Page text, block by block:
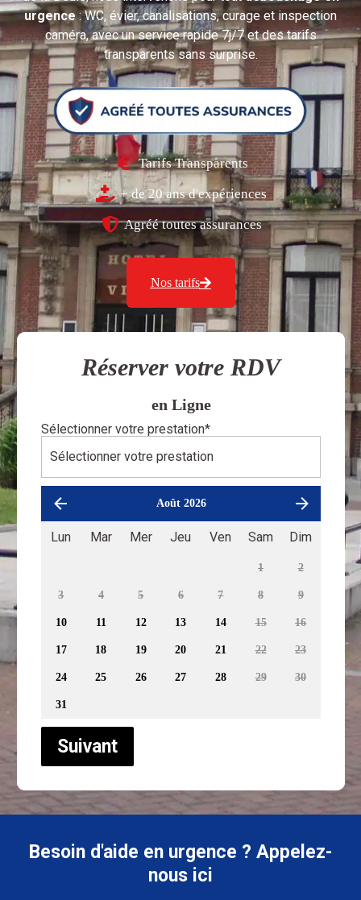
urgence: WC, évier, canalisations, curage et inspection
caméra, avec un service rapide 7j/7 et des tarifs
transparents sans surprise.
Tarifs Transparents
+ de 20 ans d'expériences
Agréé toutes assurances
Nos tarifs
Réserver votre RDV
en Ligne
Sélectionner votre prestation*
Août 2026
Lun Mar Mer Jeu Ven Sam Dim
1 2
3 4 5 6 7 8 9
10 11 12 13 14 15 16
17 18 19 20 21 22 23
24 25 26 27 28 29 30
31
Suivant
Besoin d'aide en urgence ? Appelez-
nous ici